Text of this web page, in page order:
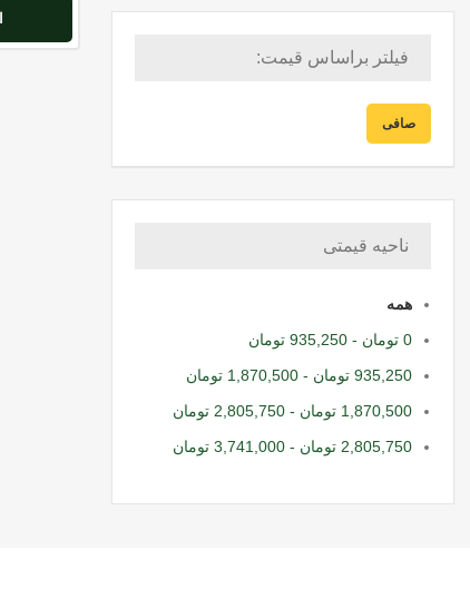
فیلتر براساس قیمت:
صافی
ناحیه قیمتی
همه
0 تومان -
935,250 تومان
935,250 تومان -
1,870,500 تومان
1,870,500 تومان -
2,805,750 تومان
2,805,750 تومان -
3,741,000 تومان